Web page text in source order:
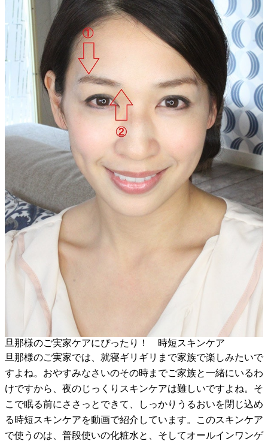
旦那様のご実家ケアにぴったり！ 時短スキンケア
旦那様のご実家では、就寝ギリギリまで家族で楽しみたいで
すよね。おやすみなさいのその時までご家族と一緒にいるわ
けですから、夜のじっくりスキンケアは難しいですよね。そ
こで眠る前にささっとできて、しっかりうるおいを閉じ込め
る時短スキンケアを動画で紹介しています。このスキンケア
で使うのは、普段使いの化粧水と、そしてオールインワンゲ